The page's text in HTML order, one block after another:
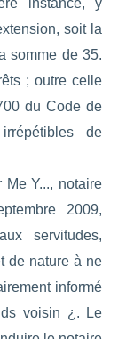
instance, y
soit la
somme de 35.
; outre celle
du Code de
de
Y..., notaire
2009,
servitudes,
de nature à ne
informé
voisin ¿. Le